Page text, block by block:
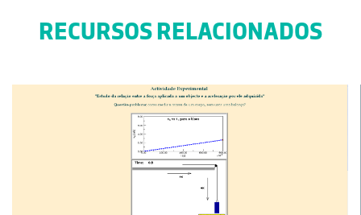
RECURSOS RELACIONADOS